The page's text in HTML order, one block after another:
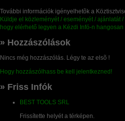
További információk igényelhetõk a
Küldje el közleményét / eseményét / ajánlatát
hogy elérhető legyen a Kézdi Infó-n hangosan
» Hozzászólások
Nincs még hozzászólás. Légy te az elsõ !
Hogy hozzászólhass be kell jelentkezned!
» Friss Infók
BEST TOOLS SRL
Frissítette helyét a térképen.